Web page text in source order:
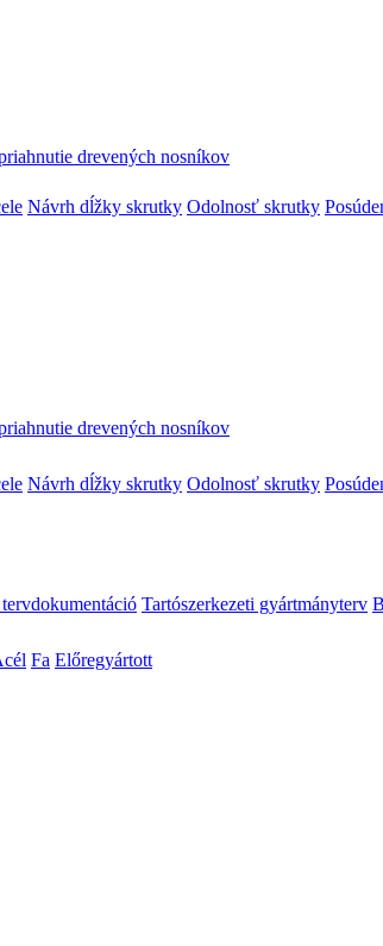
drevených nosníkov
Návrh dĺžky skrutky Odolnosť skrutky
drevených nosníkov
Návrh dĺžky skrutky Odolnosť skrutky
Tartószerkezeti gyártmányterv
Fa Előregyártott